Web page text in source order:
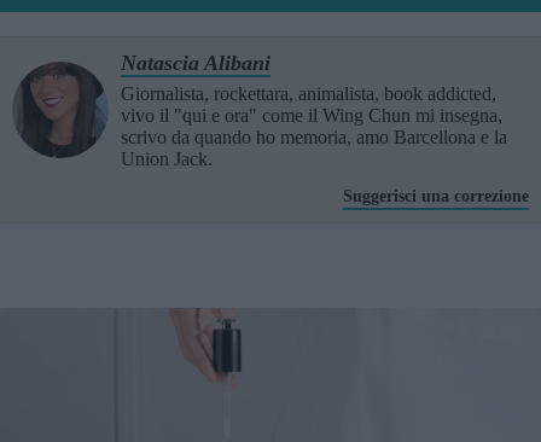
Natascia Alibani
Giornalista, rockettara, animalista, book addicted,
vivo il "qui e ora" come il Wing Chun mi insegna,
scrivo da quando ho memoria, amo Barcellona e la
Union Jack.
Suggerisci una correzione